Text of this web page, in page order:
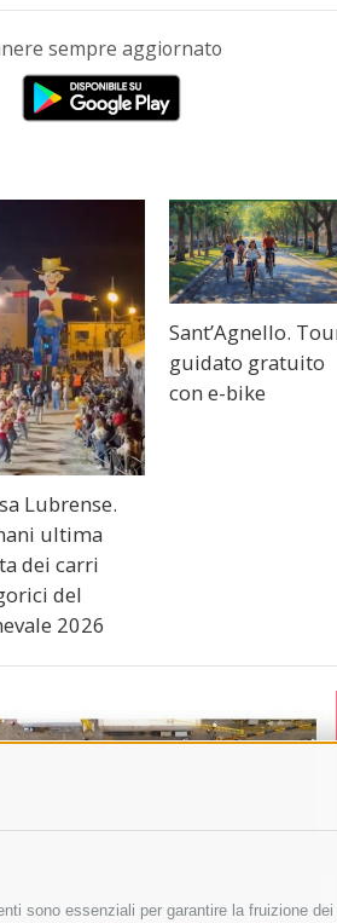
sono essenziali per garantire la fruizione
sempre aggiornato
Lubrense.
ultima
dei carri
del
2026
Sant’Agnello.
guidato gratuito
con e-bike